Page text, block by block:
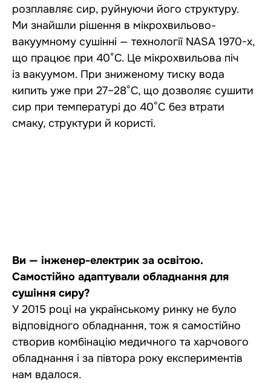
розплавляє сир, руйнуючи його структуру.
Ми знайшли рішення в мікрохвильово-
вакуумному сушінні — технології NASA 1970-х,
що працює при 40°C. Це мікрохвильова піч
із вакуумом. При зниженому тиску вода
кипить уже при 27–28°C, що дозволяє сушити
сир при температурі до 40°C без втрати
смаку, структури й користі.
Ви — інженер-електрик за освітою.
Самостійно адаптували обладнання для
сушіння сиру?
У 2015 році на українському ринку не було
відповідного обладнання, тож я самостійно
створив комбінацію медичного та харчового
обладнання і за півтора року експериментів
нам вдалося.